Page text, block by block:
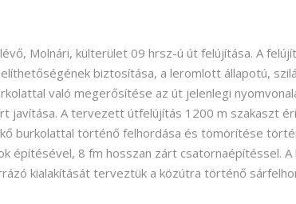
Molnári, külterület 09 hrsz-ú út felújítása. A
biztosítása, a leromlott állapotú,
való megerősítése az út jelenlegi
javítása. A tervezett útfelújítás 1200 m szakaszt
burkolattal történő felhordása és tömörítése
építésével, 8 fm hosszan zárt csatornaépítéssel. A
kialakítását terveztük a közútra történő